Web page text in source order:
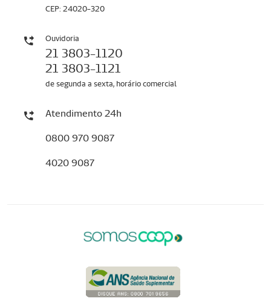
CEP: 24020-320
Ouvidoria
21 3803-1120
21 3803-1121
de segunda a sexta, horário comercial
Atendimento 24h
0800 970 9087
4020 9087